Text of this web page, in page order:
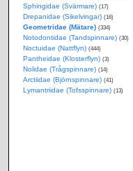
Sphingidae (Svärmare) (17)
Drepanidae (Sikelvingar) (16)
Geometridae (Mätare) (334)
Notodontidae (Tandspinnare) (30)
Noctuidae (Nattflyn) (444)
Pantheidae (Klosterflyn) (3)
Nolidae (Trågspinnare) (14)
Arctiidae (Björnspinnare) (41)
Lymantriidae (Tofsspinnare) (13)